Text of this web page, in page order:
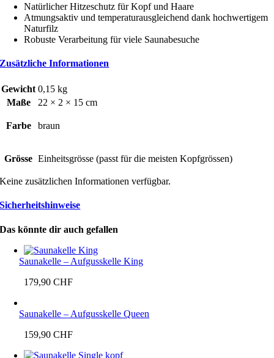
Natürlicher Hitzeschutz für Kopf und Haare
Atmungsaktiv und temperaturausgleichend dank hochwertigem
Naturfilz
Robuste Verarbeitung für viele Saunabesuche
Zusätzliche Informationen
Gewicht 0,15 kg
Maße
22 × 2 × 15 cm
Farbe braun
Grösse Einheitsgrösse (passt für die meisten Kopfgrössen)
Keine zusätzlichen Informationen verfügbar.
Sicherheitshinweise
Das könnte dir auch gefallen
Saunakelle – Aufgusskelle King
179,90CHF
Saunakelle – Aufgusskelle Queen
159,90CHF